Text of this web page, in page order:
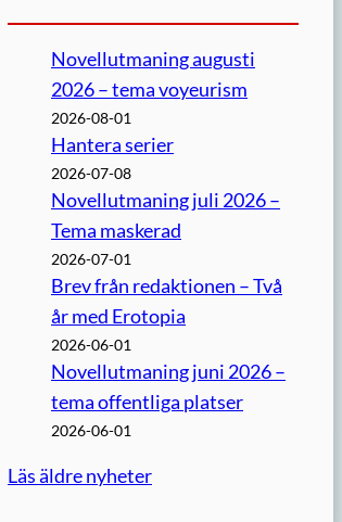
Novellutmaning augusti
2026 – tema voyeurism
2026-08-01
Hantera serier
2026-07-08
Novellutmaning juli 2026 –
Tema maskerad
2026-07-01
Brev från redaktionen – Två
år med Erotopia
2026-06-01
Novellutmaning juni 2026 –
tema offentliga platser
2026-06-01
Läs äldre nyheter